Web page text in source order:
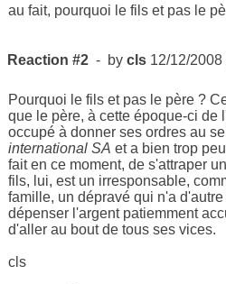
au fait, pourquoi le fils et pas le
Reaction #2 - bycls 12/12/2008
Pourquoi le fils et pas le père ?
que le père, à cette époque-ci de
occupé à donner ses ordres au
international SA et a bien trop
fait en ce moment, de s'attraper
fils, lui, est un irresponsable,
famille, un dépravé qui n'a
dépenser l'argent patiemment
d'aller au bout de tous ses vices.
cls